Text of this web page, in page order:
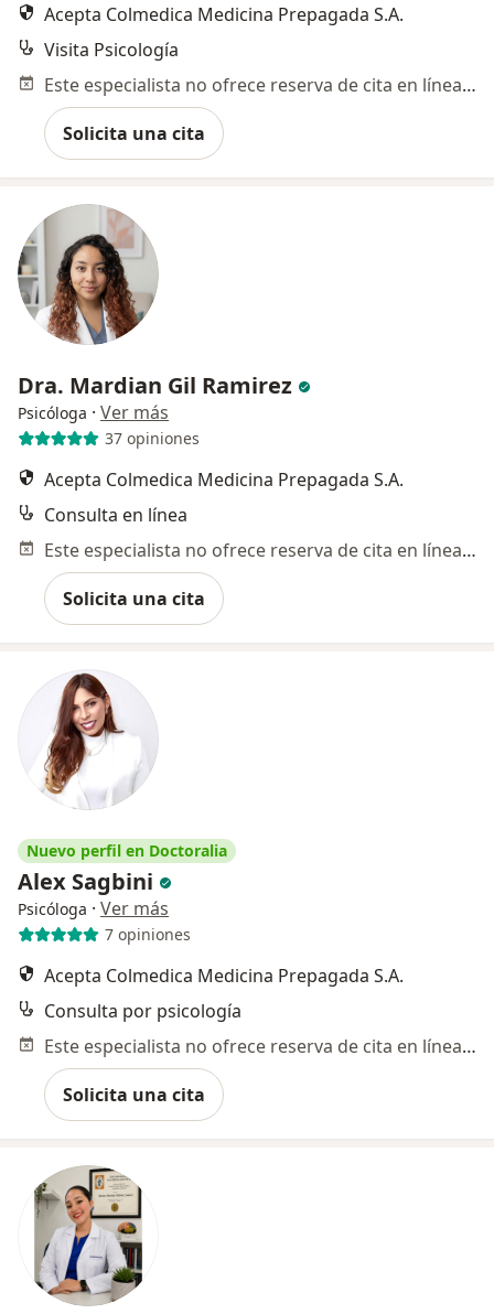
Acepta Colmedica Medicina Prepagada S.A.
Visita Psicología
Este especialista no ofrece reserva de cita en línea en esta dirección.
Solicita una cita
Dra. Mardian Gil Ramirez
Psicóloga · Ver más
37 opiniones
Acepta Colmedica Medicina Prepagada S.A.
Consulta en línea
Este especialista no ofrece reserva de cita en línea en esta dirección.
Solicita una cita
Nuevo perfil en Doctoralia
Alex Sagbini
Psicóloga · Ver más
7 opiniones
Acepta Colmedica Medicina Prepagada S.A.
Consulta por psicología
Este especialista no ofrece reserva de cita en línea en esta dirección.
Solicita una cita